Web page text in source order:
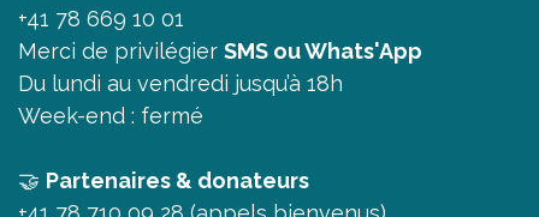
+41 78 669 10 01
Merci de privilégier SMS ou Whats'App
Du lundi au vendredi jusqu’à 18h
Week-end : fermé
🤝 Partenaires & donateurs